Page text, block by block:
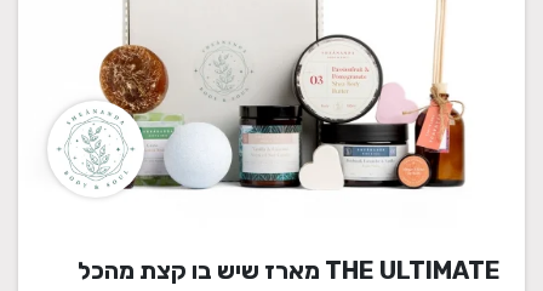
THE ULTIMATE מארז שיש בו קצת מהכל